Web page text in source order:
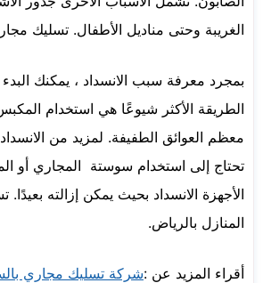
الغريبة وحتى مناديل الأطفال. تسليك
بمجرد معرفة سبب الانسداد ، يمكنك
الطريقة الأكثر شيوعًا هي استخدام
معظم العوائق الطفيفة. لمزيد من
تحتاج إلى استخدام سوستة المجاري أو
الأجهزة الانسداد بحيث يمكن إزالته
المنازل بالرياض.
أقراء المزيد عن :شركة تسليك مجاري